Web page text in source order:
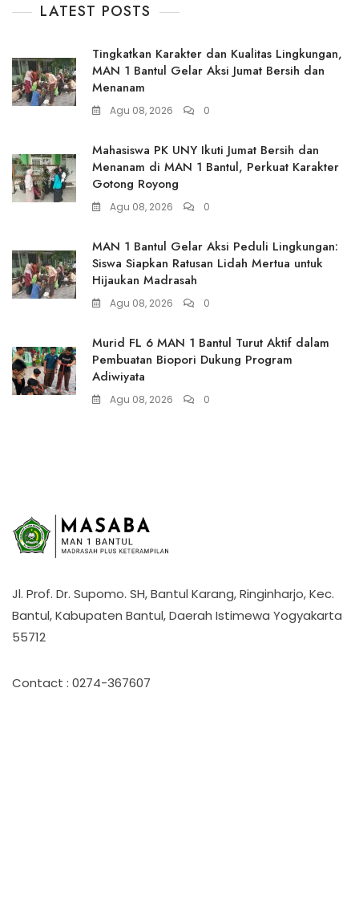
LATEST POSTS
Tingkatkan Karakter dan Kualitas Lingkungan,
MAN 1 Bantul Gelar Aksi Jumat Bersih dan
Menanam
Agu 08, 2026 0
Mahasiswa PK UNY Ikuti Jumat Bersih dan
Menanam di MAN 1 Bantul, Perkuat Karakter
Gotong Royong
Agu 08, 2026 0
MAN 1 Bantul Gelar Aksi Peduli Lingkungan:
Siswa Siapkan Ratusan Lidah Mertua untuk
Hijaukan Madrasah
Agu 08, 2026 0
Murid FL 6 MAN 1 Bantul Turut Aktif dalam
Pembuatan Biopori Dukung Program
Adiwiyata
Agu 08, 2026 0
Jl. Prof. Dr. Supomo. SH, Bantul Karang, Ringinharjo, Kec.
Bantul, Kabupaten Bantul, Daerah Istimewa Yogyakarta
55712
Contact : 0274-367607